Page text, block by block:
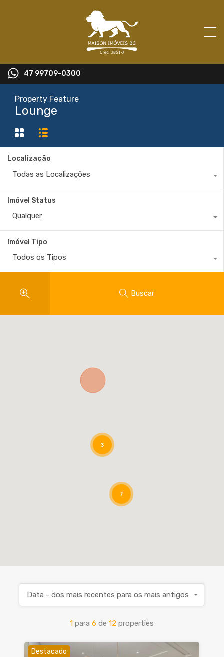
47 99709-0300
Property Feature
Lounge
Localização
Todas as Localizações
Imóvel Status
Qualquer
Imóvel Tipo
Todos os Tipos
Buscar
7
3
1 para 6 de 12 properties
Data - dos mais recentes para os mais antigos
Destacado